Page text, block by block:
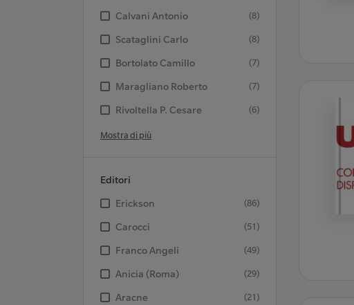
Calvani Antonio (8)
Scataglini Carlo (8)
Bortolato Camillo (7)
Maragliano Roberto (7)
Rivoltella P. Cesare (6)
Mostra di più
Editori
Erickson
(86)
Carocci (51)
Franco Angeli (49)
Anicia (Roma) (29)
Aracne (21)